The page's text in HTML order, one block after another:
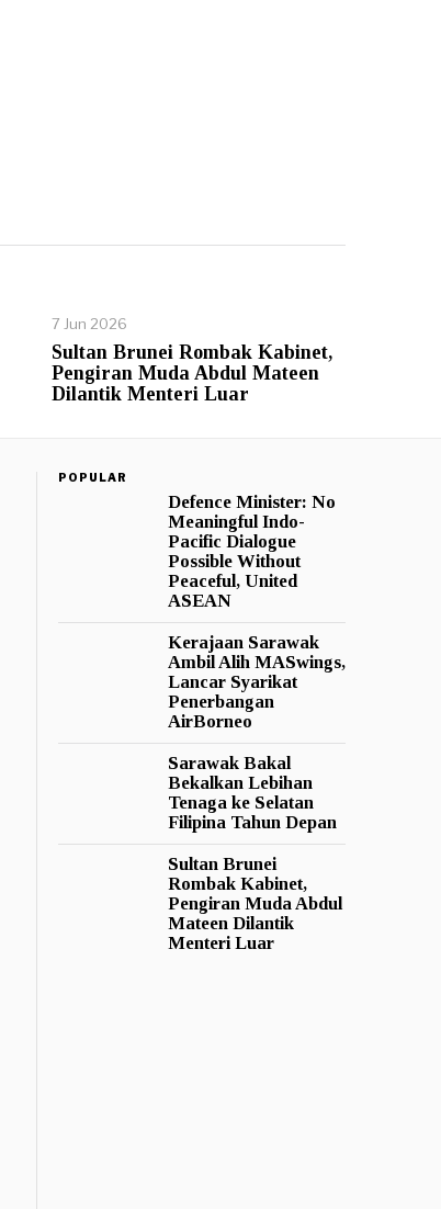
7 Jun 2026
Sultan Brunei Rombak Kabinet,
Pengiran Muda Abdul Mateen
Dilantik Menteri Luar
POPULAR
Defence Minister: No
Meaningful Indo-
Pacific Dialogue
Possible Without
Peaceful, United
ASEAN
Kerajaan Sarawak
Ambil Alih MASwings,
Lancar Syarikat
Penerbangan
AirBorneo
Sarawak Bakal
Bekalkan Lebihan
Tenaga ke Selatan
Filipina Tahun Depan
Sultan Brunei
Rombak Kabinet,
Pengiran Muda Abdul
Mateen Dilantik
Menteri Luar